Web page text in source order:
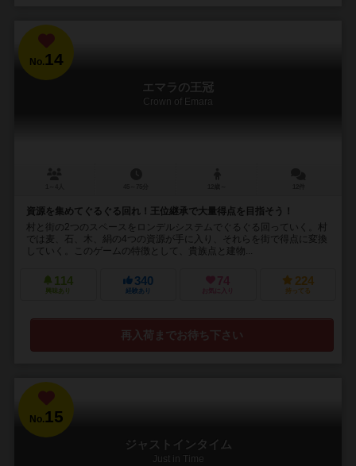
No.14
エマラの王冠
Crown of Emara
資源を集めてぐるぐる回れ！王位継承で大量得点を目指そう！
村と街の2つのスペースをロンデルシステムでぐるぐる回っていく。村
では麦、石、木、絹の4つの資源が手に入り、それらを街で得点に変換
していく。このゲームの特徴として、貴族点と建物...
114
興味あり
340
経験あり
74
お気に入り
224
持ってる
再入荷までお待ち下さい
No.15
ジャストインタイム
Just in Time